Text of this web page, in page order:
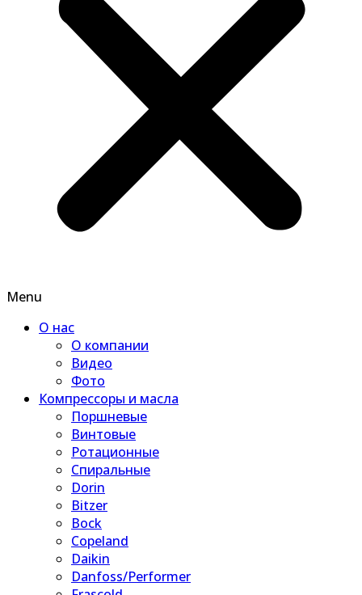
Menu
О нас
О компании
Видео
Фото
Компрессоры и масла
Поршневые
Винтовые
Ротационные
Спиральные
Dorin
Bitzer
Bock
Copeland
Daikin
Danfoss/Performer